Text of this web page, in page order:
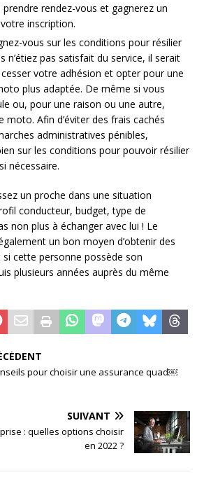
rendez-vous et gagnerez un
inscription.
vous sur les conditions pour résilier
n’étiez pas satisfait du service, il serait
votre adhésion et opter pour une
plus adaptée. De même si vous
ou, pour une raison ou une autre,
moto. Afin d’éviter des frais cachés
administratives pénibles,
sur les conditions pour pouvoir résilier
nécessaire.
un proche dans une situation
conducteur, budget, type de
non plus à échanger avec lui ! Le
un bon moyen d’obtenir des
cette personne possède son
plusieurs années auprès du même
pour choisir une assurance quad￼
SUIVANT
: quelles options choisir
en 2022 ?